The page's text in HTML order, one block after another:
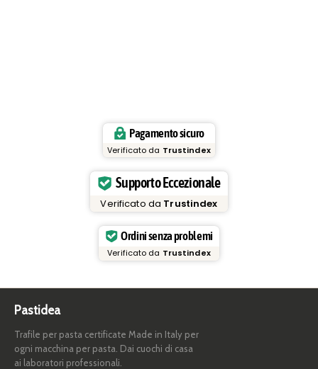
Pagamento sicuro
Verificato da Trustindex
Supporto Eccezionale
Verificato da Trustindex
Ordini senza problemi
Verificato da Trustindex
Pastidea
Trafile per pasta certificate Made in Italy per
ogni macchina per pasta. Dai cuochi di casa
ai laboratori professionali.